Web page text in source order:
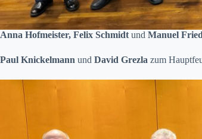
Anna Hofmeister, Felix Schmidt und Manuel
Paul Knickelmann und David Grezla zum